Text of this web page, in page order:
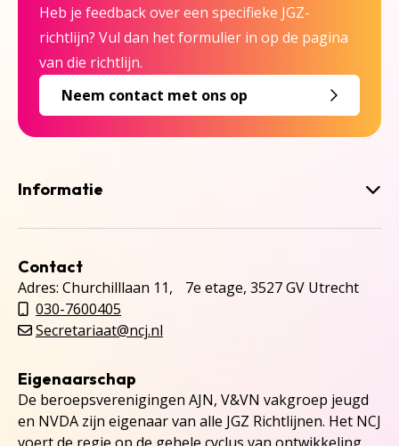
Heb je feedback over een specifieke JGZ-
richtlijn? Vul dan het formulier in op de pagina
van die richtlijn.
Neem contact met ons op
Informatie
Contact
Adres: Churchilllaan 11, 7e etage, 3527 GV Utrecht
030-7600405
Secretariaat@ncj.nl
Eigenaarschap
De beroepsverenigingen AJN, V&VN vakgroep jeugd
en NVDA zijn eigenaar van alle JGZ Richtlijnen. Het NCJ